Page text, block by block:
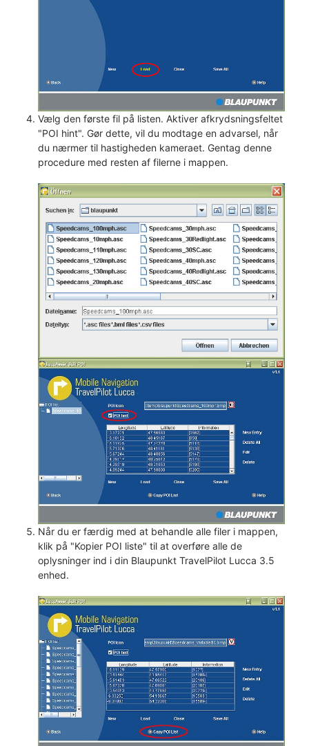
Vælg den første fil på listen. Aktiver afkrydsningsfeltet
"POI hint". Gør dette, vil du modtage en advarsel, når
du nærmer til hastigheden kameraet. Gentag denne
procedure med resten af filerne i mappen.
Når du er færdig med at behandle alle filer i mappen,
klik på "Kopier POI liste" til at overføre alle de
oplysninger ind i din Blaupunkt TravelPilot Lucca 3.5
enhed.